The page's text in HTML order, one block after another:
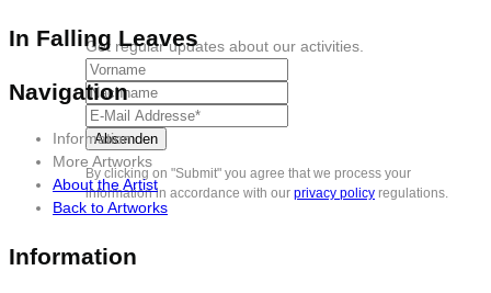
Get regular updates about our activities.
By clicking on "Submit" you agree that we process your
information in accordance with our privacy policy regulations.
In Falling Leaves
Navigation
Information
More Artworks
About the Artist
Back to Artworks
Information